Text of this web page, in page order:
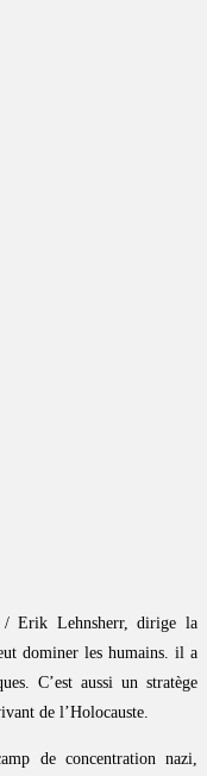
/ Erik Lehnsherr, dirige la
dominer les humains. il a
C’est aussi un stratège
de l’Holocauste.
de concentration nazi,